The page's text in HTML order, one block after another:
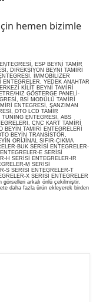
hemen bizimle
ESP BEYNİ TAMİR
DİREKSİYON BEYNİ TAMİRİ
İMMOBİLİZER
YEDEK ANAHTAR
KİLİT BEYNİ TAMİRİ
HIZ GÖSTERGE PANELİ-
BSİ MODÜLÜ TAMİRİ
ENTEGRESİ, ŞANZIMAN
OTO LCD TAMİR
ENTEGRESİ, ABS
CNC KART TAMİRİ
BEYİN TAMİRİ ENTEGRELERİ
BEYİN TRANSİSTÖR,
ORİJİNAL SIFIR-ÇIKMA
BUK SERİSİ ENTEGRELER-
E SERİSİ
H SERİSİ ENTEGRELER-IR
M SERİSİ
S SERİSİ ENTEGRELER-T
X SERİSİ ENTEGRELER
arkalı önlü çekilmiştir.
daha fazla ürün ekleyerek birden